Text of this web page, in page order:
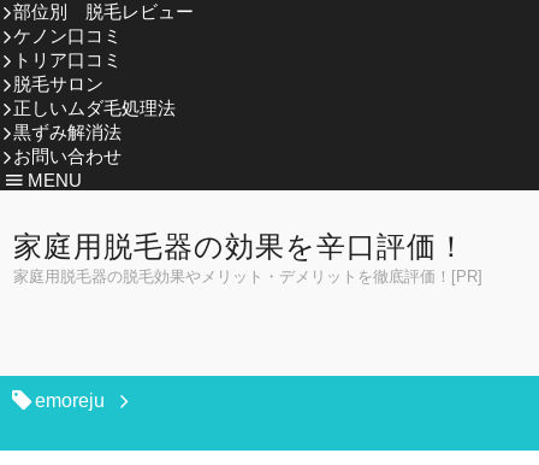
部位別 脱毛レビュー
ケノン口コミ
トリア口コミ
脱毛サロン
正しいムダ毛処理法
黒ずみ解消法
お問い合わせ
MENU
家庭用脱毛器の効果を辛口評価！
家庭用脱毛器の脱毛効果やメリット・デメリットを徹底評価！[PR]
emoreju